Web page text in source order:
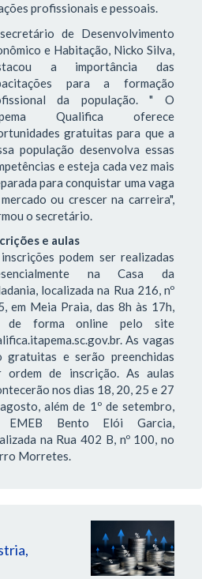
profissionais e pessoais.
de Desenvolvimento
e Habitação, Nicko Silva,
a importância das
para a formação
da população. " O
Qualifica oferece
gratuitas para que a
população desenvolva essas
e esteja cada vez mais
para conquistar uma vaga
ou crescer na carreira",
o secretário.
e aulas
podem ser realizadas
na Casa da
localizada na Rua 216, nº
em Meia Praia, das 8h às 17h,
de forma online pelo site
As vagas
gratuitas e serão preenchidas
ordem de inscrição. As aulas
nos dias 18, 20, 25 e 27
além de 1º de setembro,
EMEB Bento Elói Garcia,
na Rua 402 B, nº 100, no
Morretes.